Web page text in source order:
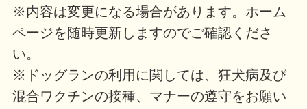
※内容は変更になる場合があります。ホーム
ページを随時更新しますのでご確認くださ
い。
※ドッグランの利用に関しては、狂犬病及び
混合ワクチンの接種、マナーの遵守をお願い